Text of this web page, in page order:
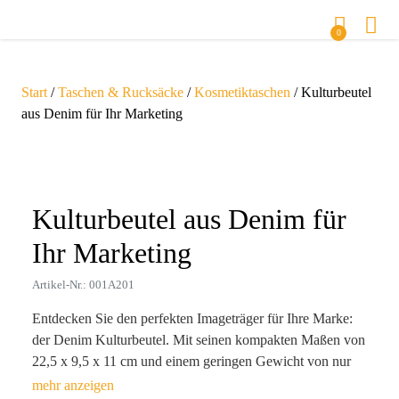
0
Start /Taschen & Rucksäcke /Kosmetiktaschen / Kulturbeutel
aus Denim für Ihr Marketing
Kulturbeutel aus Denim für
Ihr Marketing
Artikel-Nr.: 001A201
Entdecken Sie den perfekten Imageträger für Ihre Marke:
der Denim Kulturbeutel. Mit seinen kompakten Maßen von
22,5 x 9,5 x 11 cm und einem geringen Gewicht von nur
44 g ist er ideal für die mobile Lebensweise Ihrer Kunden.